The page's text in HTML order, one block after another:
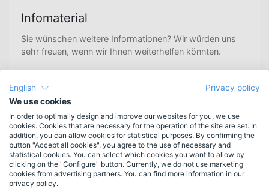
Infomaterial
Sie wünschen weitere Informationen? Wir würden uns
sehr freuen, wenn wir Ihnen weiterhelfen könnten.
Newsletteranmeldung
Erscheint 3-4mal jährlich. Bleiben Sie informiert.
English
Privacy policy
We use cookies
In order to optimally design and improve our websites for you, we use
cookies. Cookies that are necessary for the operation of the site are set. In
addition, you can allow cookies for statistical purposes. By confirming the
button "Accept all cookies", you agree to the use of necessary and
statistical cookies. You can select which cookies you want to allow by
clicking on the "Configure" button. Currently, we do not use marketing
cookies from advertising partners. You can find more information in our
privacy policy.